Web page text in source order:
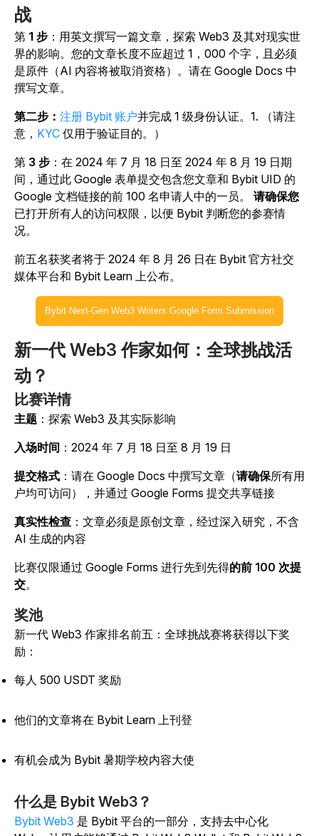
战
第 1 步 ：用英文撰写一篇文章，探索 Web3 及其对现实世
界的影响。您的文章长度不应超过 1，000 个字，且必须
是原件（AI 内容将被取消资格）。请在 Google Docs 中
撰写文章。
第二步： 注册 Bybit 账户并完成 1 级身份认证。1. （请注
意， KYC 仅用于验证目的。）
第 3 步 ：在 2024 年 7 月 18 日至 2024 年 8 月 19 日期
间，通过此 Google 表单提交包含您文章和 Bybit UID 的
Google 文档链接的前 100 名申请人中的一员。 请确保您
已打开所有人的访问权限，以便 Bybit 判断您的参赛情
况。
前五名获奖者将于 2024 年 8 月 26 日在 Bybit 官方社交
媒体平台和 Bybit Learn 上公布。
Bybit Next-Gen Web3 Writers Google Form Submission
新一代 Web3 作家如何：全球挑战活
动？
比赛详情
主题 ：探索 Web3 及其实际影响
入场时间 ：2024 年 7 月 18 日至 8 月 19 日
提交格式 ：请在 Google Docs 中撰写文章（请确保所有用
户均可访问），并通过 Google Forms 提交共享链接
真实性检查 ：文章必须是原创文章，经过深入研究，不含
AI 生成的内容
比赛仅限通过 Google Forms 进行先到先得的前 100 次提
交。
奖池
新一代 Web3 作家排名前五：全球挑战赛将获得以下奖
励：
每人 500 USDT 奖励
他们的文章将在 Bybit Learn 上刊登
有机会成为 Bybit 暑期学校内容大使
什么是 Bybit Web3？
Bybit Web3 是 Bybit 平台的一部分，支持去中心化